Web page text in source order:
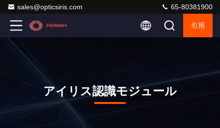
sales@opticsiris.com 65-80381900
引用
アイリス認識モジュール